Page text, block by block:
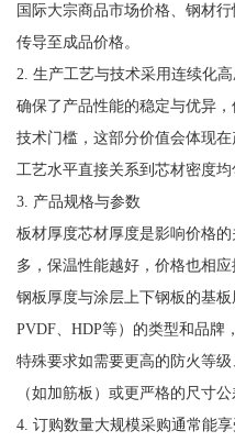
国际大宗商品市场价格、钢材
传导至成品价格。
2. 生产工艺与技术采用连续化
确保了产品性能的稳定与优异
技术门槛，这部分价值会体现在
工艺水平直接关系到芯材密度均
3. 产品规格与参数
板材厚度芯材厚度是影响价格
多，保温性能越好，价格也相应
钢板厚度与涂层上下钢板的基
PVDF、HDP等）的类型和品牌
特殊要求如需要更高的防火等
（如加筋板）或更严格的尺寸
4. 订购数量大规模采购通常能